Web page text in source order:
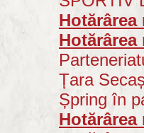
Hotărârea
Hotărârea
Țara
Șpring în
Hotărârea